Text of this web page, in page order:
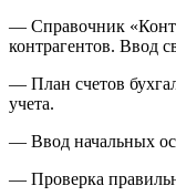
— Справочник
контрагентов. Ввод
— План счетов
учета.
— Ввод начальных
— Проверка